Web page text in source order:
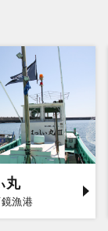
丸
漁港